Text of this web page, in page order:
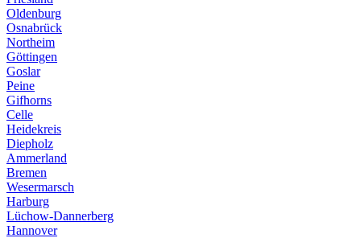
Oldenburg
Osnabrück
Northeim
Göttingen
Goslar
Peine
Gifhorns
Celle
Heidekreis
Diepholz
Ammerland
Bremen
Wesermarsch
Harburg
Lüchow-Dannerberg
Hannover